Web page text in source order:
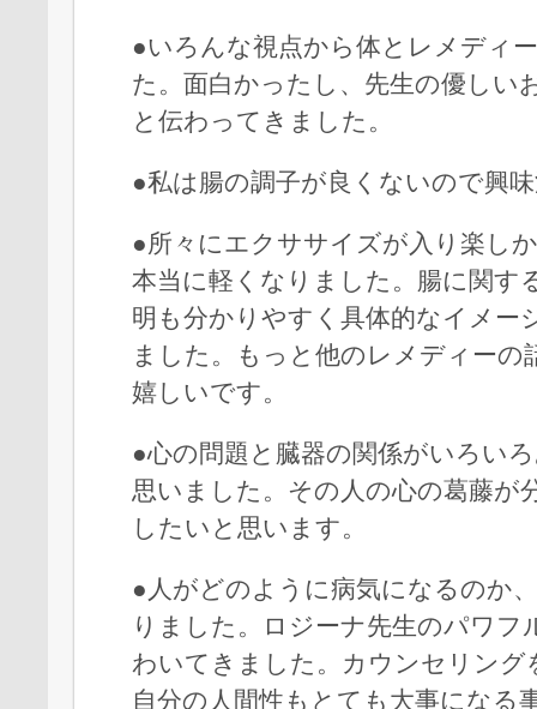
●いろんな視点から体とレメディ
た。面白かったし、先生の優しい
と伝わってきました。
●私は腸の調子が良くないので興
●所々にエクササイズが入り楽し
本当に軽くなりました。腸に関す
明も分かりやすく具体的なイメー
ました。もっと他のレメディーの
嬉しいです。
●心の問題と臓器の関係がいろい
思いました。その人の心の葛藤が
したいと思います。
●人がどのように病気になるのか
りました。ロジーナ先生のパワフ
わいてきました。カウンセリング
自分の人間性もとても大事になる